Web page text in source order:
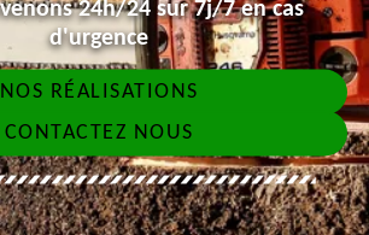
24h/24 sur 7j/7 en cas
d'urgence
NOS RÉALISATIONS
CONTACTEZ NOUS